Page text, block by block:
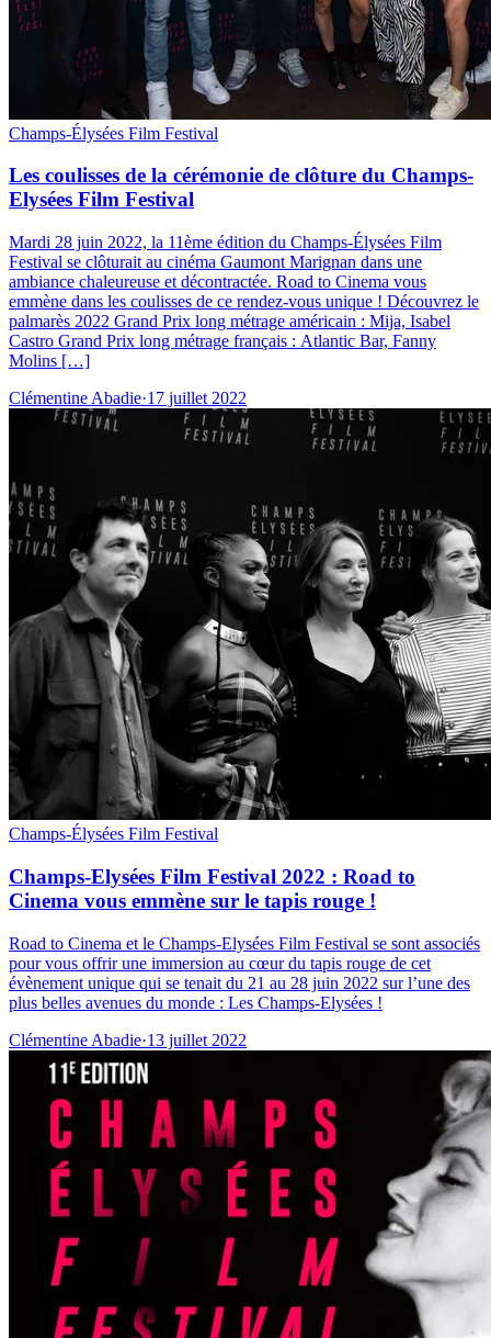
Champs-Élysées Film Festival
Les coulisses de la cérémonie de clôture du Champs-
Elysées Film Festival
Mardi 28 juin 2022, la 11ème édition du Champs-Élysées Film
Festival se clôturait au cinéma Gaumont Marignan dans une
ambiance chaleureuse et décontractée. Road to Cinema vous
emmène dans les coulisses de ce rendez-vous unique ! Découvrez le
palmarès 2022 Grand Prix long métrage américain : Mija, Isabel
Castro Grand Prix long métrage français : Atlantic Bar, Fanny
Molins […]
Clémentine Abadie·17 juillet 2022
Champs-Élysées Film Festival
Champs-Elysées Film Festival 2022 : Road to
Cinema vous emmène sur le tapis rouge !
Road to Cinema et le Champs-Elysées Film Festival se sont associés
pour vous offrir une immersion au cœur du tapis rouge de cet
évènement unique qui se tenait du 21 au 28 juin 2022 sur l’une des
plus belles avenues du monde : Les Champs-Elysées !
Clémentine Abadie·13 juillet 2022